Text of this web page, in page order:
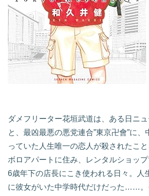
ダメフリーター花垣武道は、ある日ニ
と、最凶最悪の悪党連合”東京卍會”に、
っていた人生唯一の恋人が殺されたこ
ボロアパートに住み、レンタルショッ
6歳年下の店長にこき使われる日々。人
に彼女がいた中学時代だけだった……。